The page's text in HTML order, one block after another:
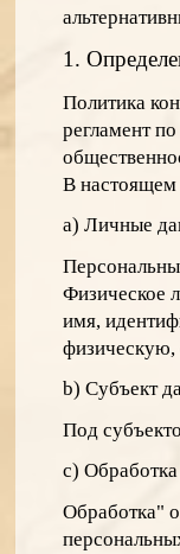
1.
Политика
регламент
В
a) Личные
Физическое
имя,
физическую,
b) Субъект
Под
c)
Обработка"